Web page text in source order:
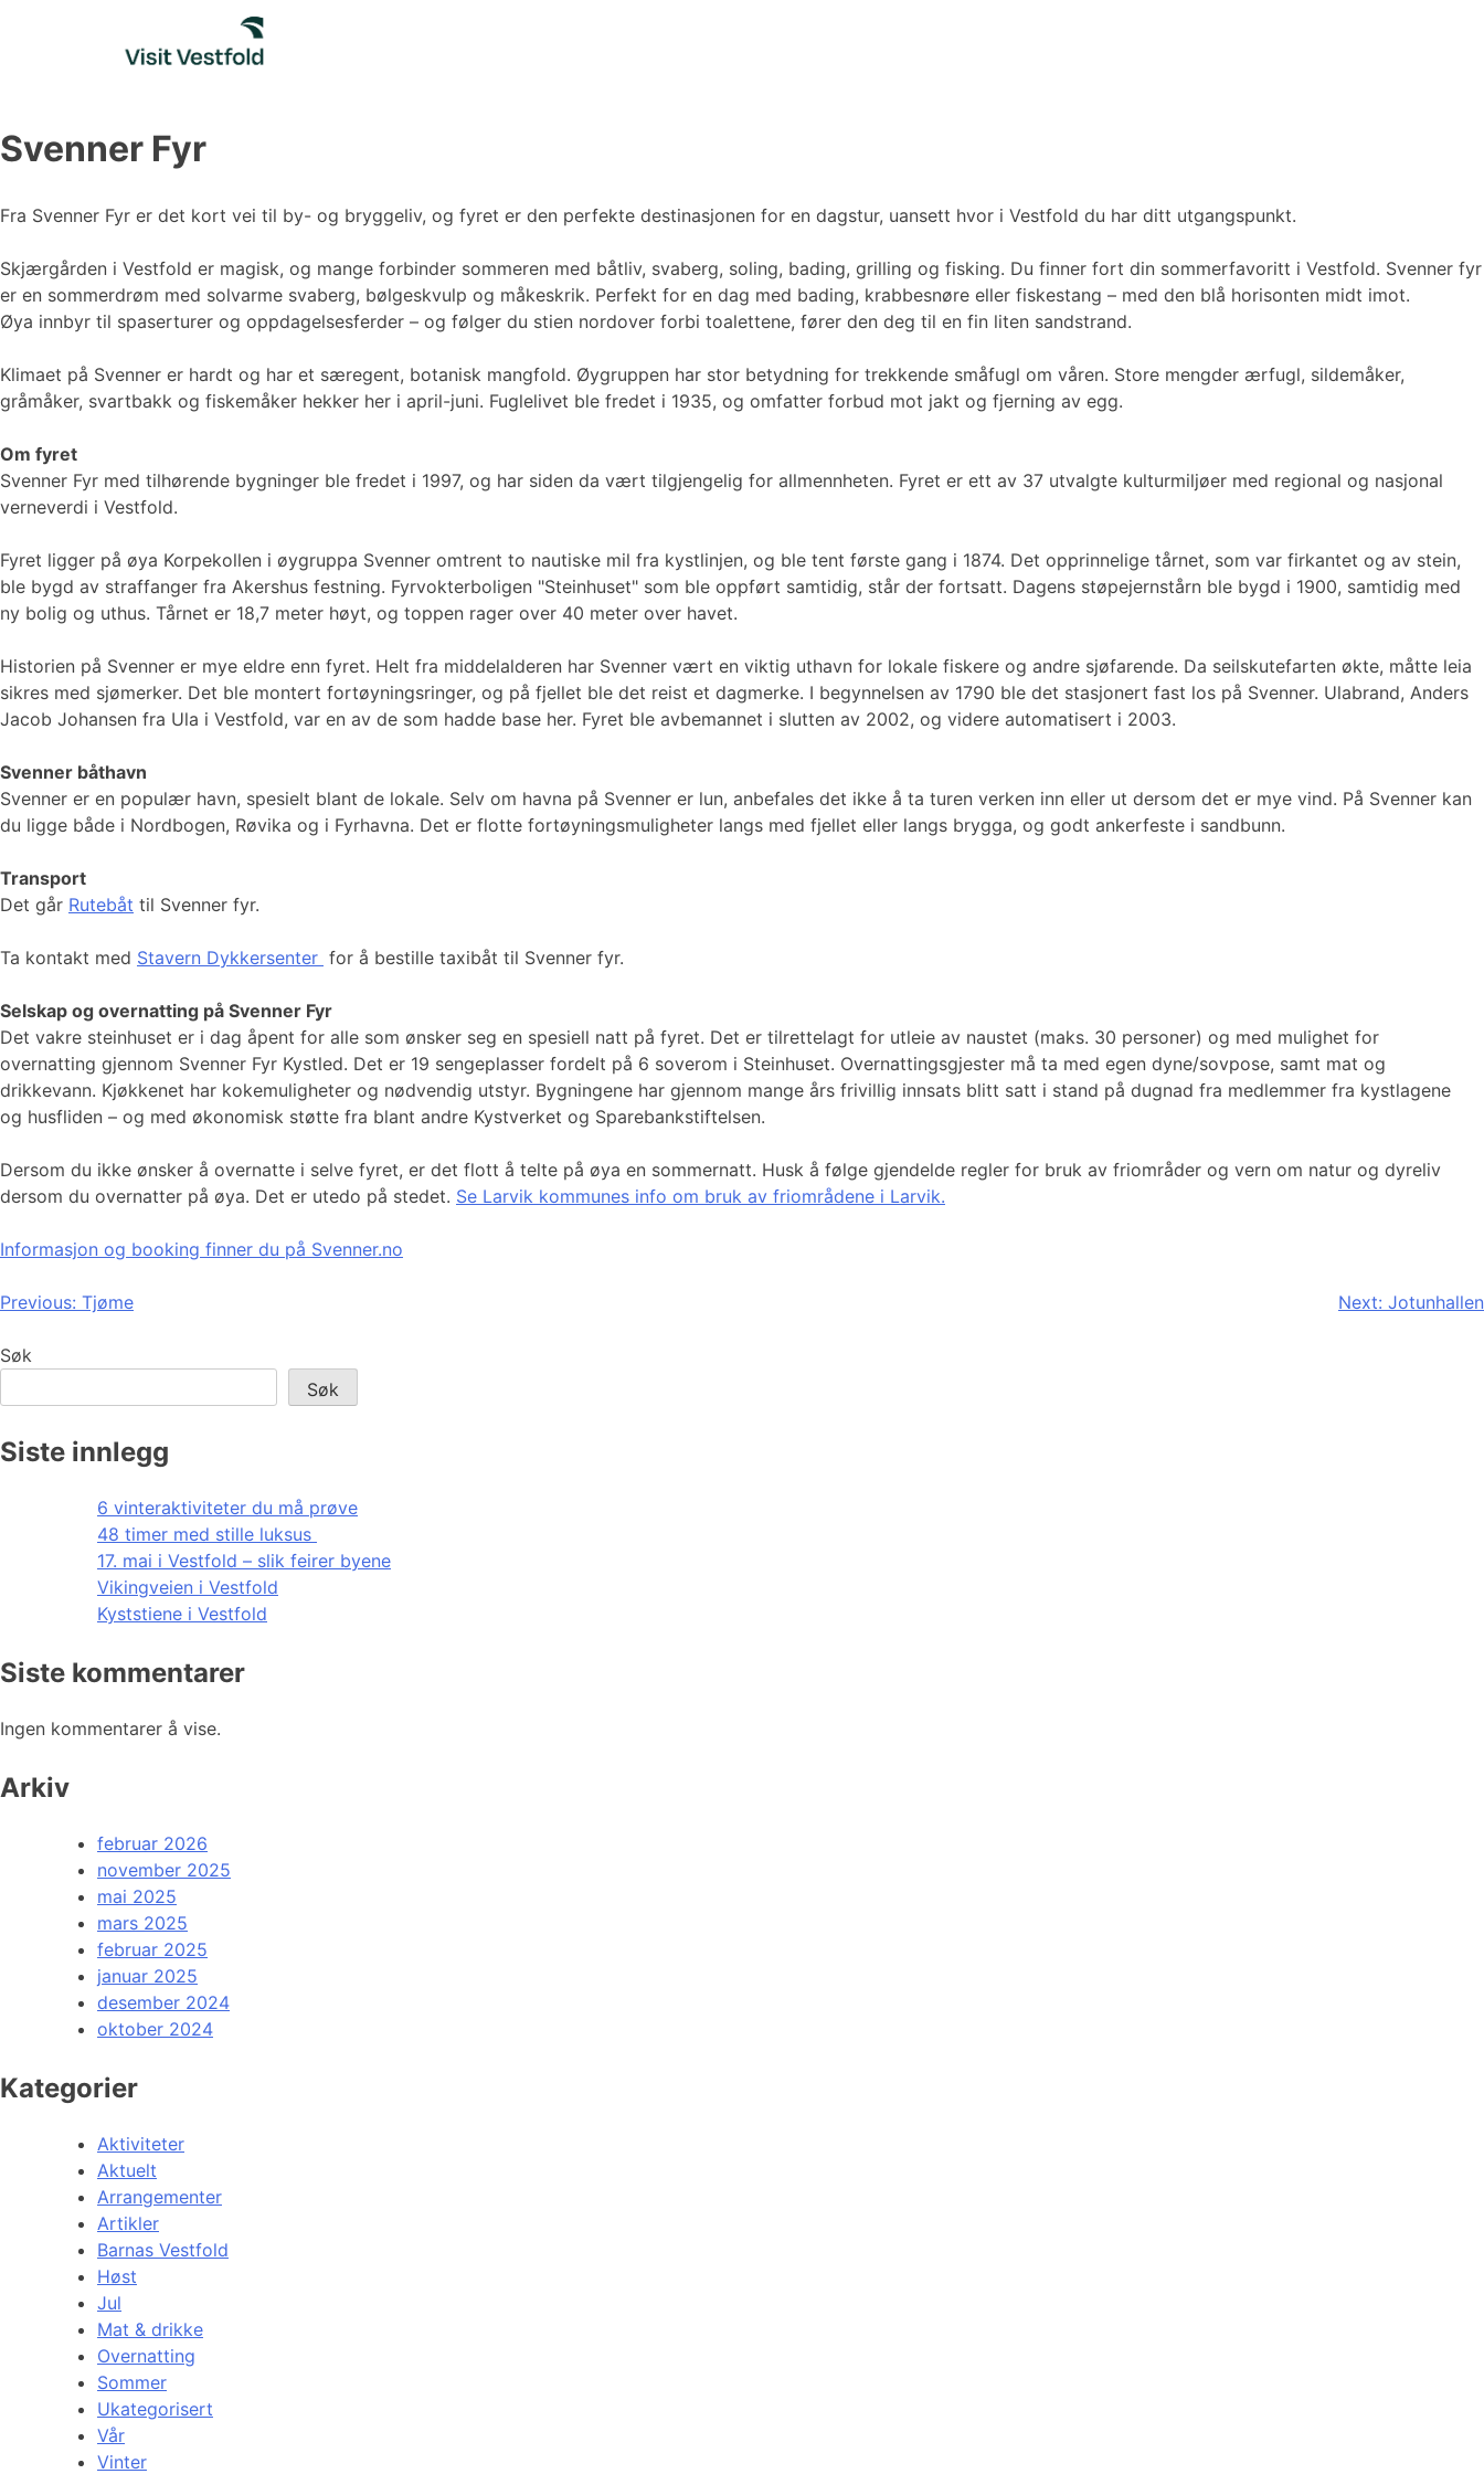
Svenner Fyr
Fra Svenner Fyr er det kort vei til by- og bryggeliv, og fyret er den perfekte destinasjonen for en dagstur, uansett hvor i Vestfold du har ditt utgangspunkt.
Skjærgården i Vestfold er magisk, og mange forbinder sommeren med båtliv, svaberg, soling, bading, grilling og fisking. Du finner fort din sommerfavoritt i Vestfold. Svenner fyr
er en sommerdrøm med solvarme svaberg, bølgeskvulp og måkeskrik. Perfekt for en dag med bading, krabbesnøre eller fiskestang – med den blå horisonten midt imot.
Øya innbyr til spaserturer og oppdagelsesferder – og følger du stien nordover forbi toalettene, fører den deg til en fin liten sandstrand.
Klimaet på Svenner er hardt og har et særegent, botanisk mangfold. Øygruppen har stor betydning for trekkende småfugl om våren. Store mengder ærfugl, sildemåker,
gråmåker, svartbakk og fiskemåker hekker her i april-juni. Fuglelivet ble fredet i 1935, og omfatter forbud mot jakt og fjerning av egg.
Om fyret
Svenner Fyr med tilhørende bygninger ble fredet i 1997, og har siden da vært tilgjengelig for allmennheten. Fyret er ett av 37 utvalgte kulturmiljøer med regional og nasjonal
verneverdi i Vestfold.
Fyret ligger på øya Korpekollen i øygruppa Svenner omtrent to nautiske mil fra kystlinjen, og ble tent første gang i 1874. Det opprinnelige tårnet, som var firkantet og av stein,
ble bygd av straffanger fra Akershus festning. Fyrvokterboligen "Steinhuset" som ble oppført samtidig, står der fortsatt. Dagens støpejernstårn ble bygd i 1900, samtidig med
ny bolig og uthus. Tårnet er 18,7 meter høyt, og toppen rager over 40 meter over havet.
Historien på Svenner er mye eldre enn fyret. Helt fra middelalderen har Svenner vært en viktig uthavn for lokale fiskere og andre sjøfarende. Da seilskutefarten økte, måtte leia
sikres med sjømerker. Det ble montert fortøyningsringer, og på fjellet ble det reist et dagmerke. I begynnelsen av 1790 ble det stasjonert fast los på Svenner. Ulabrand, Anders
Jacob Johansen fra Ula i Vestfold, var en av de som hadde base her. Fyret ble avbemannet i slutten av 2002, og videre automatisert i 2003.
Svenner båthavn
Svenner er en populær havn, spesielt blant de lokale. Selv om havna på Svenner er lun, anbefales det ikke å ta turen verken inn eller ut dersom det er mye vind. På Svenner kan
du ligge både i Nordbogen, Røvika og i Fyrhavna. Det er flotte fortøyningsmuligheter langs med fjellet eller langs brygga, og godt ankerfeste i sandbunn.
Transport
Det går Rutebåt til Svenner fyr.
Ta kontakt med Stavern Dykkersenter for å bestille taxibåt til Svenner fyr.
Selskap og overnatting på Svenner Fyr
Det vakre steinhuset er i dag åpent for alle som ønsker seg en spesiell natt på fyret. Det er tilrettelagt for utleie av naustet (maks. 30 personer) og med mulighet for
overnatting gjennom Svenner Fyr Kystled. Det er 19 sengeplasser fordelt på 6 soverom i Steinhuset. Overnattingsgjester må ta med egen dyne/sovpose, samt mat og
drikkevann. Kjøkkenet har kokemuligheter og nødvendig utstyr. Bygningene har gjennom mange års frivillig innsats blitt satt i stand på dugnad fra medlemmer fra kystlagene
og husfliden – og med økonomisk støtte fra blant andre Kystverket og Sparebankstiftelsen.
Dersom du ikke ønsker å overnatte i selve fyret, er det flott å telte på øya en sommernatt. Husk å følge gjendelde regler for bruk av friområder og vern om natur og dyreliv
dersom du overnatter på øya. Det er utedo på stedet. Se Larvik kommunes info om bruk av friområdene i Larvik.
Informasjon og booking finner du på Svenner.no
Innleggsnavigasjon
Previous: Tjøme Next: Jotunhallen
Søk
Søk
Siste innlegg
6 vinteraktiviteter du må prøve
48 timer med stille luksus
17. mai i Vestfold – slik feirer byene
Vikingveien i Vestfold
Kyststiene i Vestfold
Siste kommentarer
Ingen kommentarer å vise.
Arkiv
februar 2026
november 2025
mai 2025
mars 2025
februar 2025
januar 2025
desember 2024
oktober 2024
Kategorier
Aktiviteter
Aktuelt
Arrangementer
Artikler
Barnas Vestfold
Høst
Jul
Mat & drikke
Overnatting
Sommer
Ukategorisert
Vår
Vinter